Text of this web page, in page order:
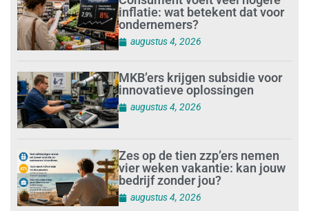
inflatie: wat betekent dat voor
ondernemers?
augustus 4, 2026
MKB’ers krijgen subsidie voor
innovatieve oplossingen
augustus 4, 2026
Zes op de tien zzp’ers nemen
vier weken vakantie: kan jouw
bedrijf zonder jou?
augustus 4, 2026